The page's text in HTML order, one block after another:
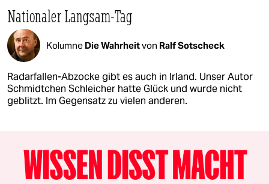
Nationaler Langsam-Tag
Kolumne Die Wahrheitvon Ralf Sotscheck
Radarfallen-Abzocke gibt es auch in Irland. Unser Autor
Schmidtchen Schleicher hatte Glück und wurde nicht
geblitzt. Im Gegensatz zu vielen anderen.